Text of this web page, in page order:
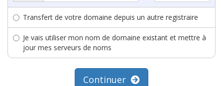
Transfert de votre domaine depuis un autre registraire
Je vais utiliser mon nom de domaine existant et mettre à
jour mes serveurs de noms
Continuer